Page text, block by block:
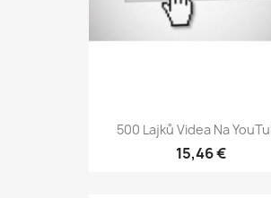
500 Lajků Videa Na
15,46 €